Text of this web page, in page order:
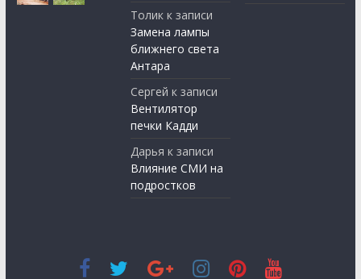
Толик к записи
Замена лампы
ближнего света
Антара
Сергей к записи
Вентилятор
печки Кадди
Дарья к записи
Влияние СМИ на
подростков